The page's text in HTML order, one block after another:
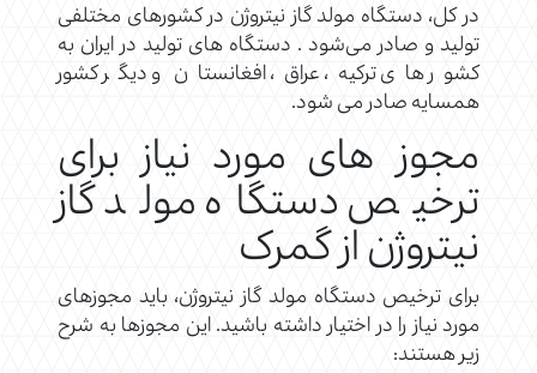
در کل، دستگاه مولد گاز نیتروژن در کشورهای مختلفی
تولید و صادر می‌شود . دستگاه های تولید در ایران به
کشور های ترکیه، عراق، افغانستان و دیگر کشور
همسایه صادر می شود.
مجوز های مورد نیاز برای
ترخیص دستگاه مولد گاز
نیتروژن از گمرک
برای ترخیص دستگاه مولد گاز نیتروژن، باید مجوزهای
مورد نیاز را در اختیار داشته باشید. این مجوزها به شرح
زیر هستند: